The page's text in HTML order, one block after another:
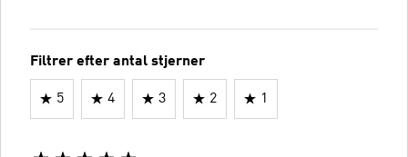
Filtrer efter antal stjerner
5 4 3 2 1